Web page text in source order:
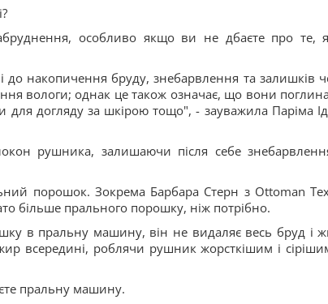
особливо якщо ви не дбаєте про те,
до накопичення бруду, знебарвлення та залишків
вологи; однак це також означає, що вони
для догляду за шкірою тощо", - зауважила Паріма
рушника, залишаючи після себе
порошок. Зокрема Барбара Стерн з Ottoman
більше прального порошку, ніж потрібно.
в пральну машину, він не видаляє весь бруд і
всередині, роблячи рушник жорсткішим і
пральну машину.